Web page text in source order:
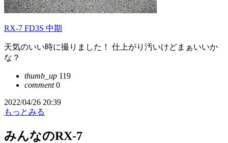
RX-7 FD3S 中期
天気のいい時に撮りました！ 仕上がり汚いけどまぁいいか
な？
thumb_up 119
comment0
2022/04/26 20:39
もっとみる
みんなのRX-7